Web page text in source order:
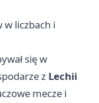
w liczbach i
się w
z Lechii
mecze i